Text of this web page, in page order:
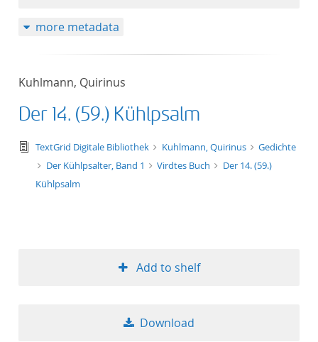
more metadata
Kuhlmann, Quirinus
Der 14. (59.) Kühlpsalm
text/tg.edition+tg.aggregation+xml
TextGrid Digitale Bibliothek Kuhlmann, Quirinus
Gedichte
Der Kühlpsalter, Band 1
Virdtes Buch
Der 14. (59.)
Kühlpsalm
Add to shelf
Download